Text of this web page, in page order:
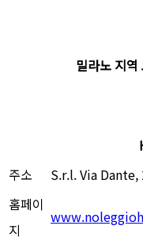
밀라노 지
주소
S.r.l. Via
홈페이
지